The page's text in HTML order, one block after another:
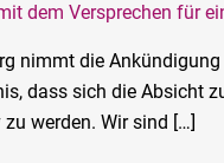
dem Versprechen für
nimmt die
dass sich die Absicht
werden. Wir sind […]